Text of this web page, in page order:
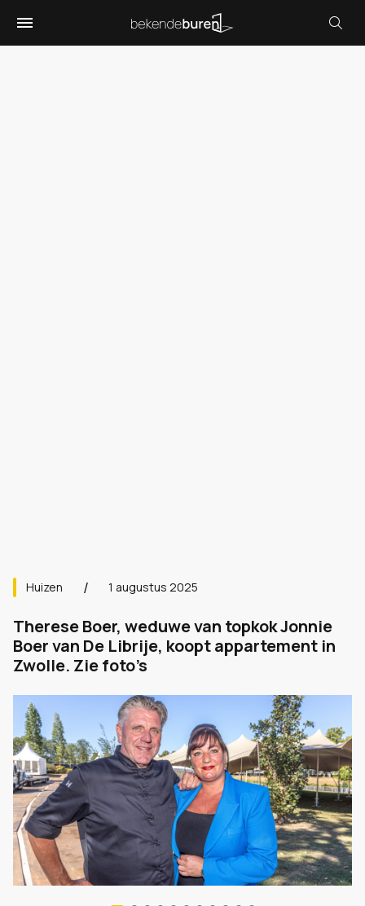
Huizen 1 augustus 2025
Therese Boer, weduwe van topkok Jonnie
Boer van De Librije, koopt appartement in
Zwolle. Zie foto’s